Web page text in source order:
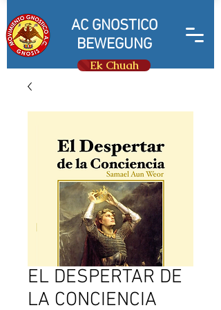
AC GNOSTICO
BEWEGUNG
Ek Chuah
EL DESPERTAR DE
LA CONCIENCIA